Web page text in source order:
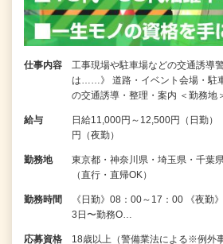
仕事内容
工事現場や駐車場などの交通誘導
は……》 道路・イベント会場・駐
の交通誘導・整理・案内 ＜勤務地
給与
日給11,000円～12,500円（日勤
円（夜勤）
勤務地
東京都・神奈川県・埼玉県・千
（直行・直帰OK）
勤務時間
《日勤》08：00～17：00 《夜
3日〜勤務O…
応募資格 18歳以上（警備業法による※例外